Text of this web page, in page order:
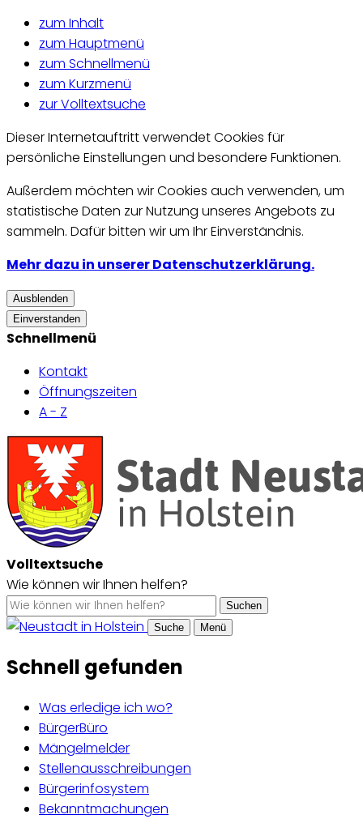
zum Inhalt
zum Hauptmenü
zum Schnellmenü
zum Kurzmenü
zur Volltextsuche
Dieser Internetauftritt verwendet Cookies für
persönliche Einstellungen und besondere Funktionen.
Außerdem möchten wir Cookies auch verwenden, um
statistische Daten zur Nutzung unseres Angebots zu
sammeln. Dafür bitten wir um Ihr Einverständnis.
Mehr dazu in unserer Datenschutzerklärung.
Ausblenden
Einverstanden
Schnellmenü
Kontakt
Öffnungszeiten
A - Z
Volltextsuche
Wie können wir Ihnen helfen?
Suchen
Suche
Menü
Schnell gefunden
Was erledige ich wo?
BürgerBüro
Mängelmelder
Stellenausschreibungen
Bürgerinfosystem
Bekanntmachungen